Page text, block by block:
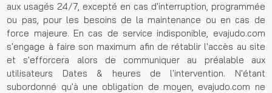
aux usagés 24/7, excepté en cas d'interruption, programmée
ou pas, pour les besoins de la maintenance ou en cas de
force majeure. En cas de service indisponible, evajudo.com
s'engage à faire son maximum afin de rétablir l'accès au site
et s'efforcera alors de communiquer au préalable aux
utilisateurs Dates & heures de l'intervention. N'étant
subordonné qu'à une obligation de moyen, evajudo.com ne